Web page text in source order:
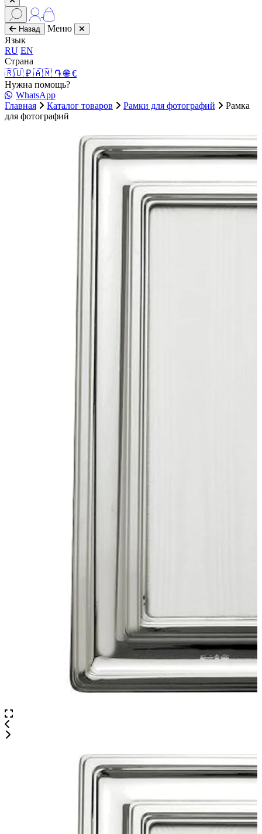
Назад
Меню
Язык
RU EN
Страна
🇷🇺 ₽ 🇦🇲 ֏🌐 €
Нужна помощь?
WhatsApp
Главная
Каталог товаров Рамки для фотографий
Рамка
для фотографий